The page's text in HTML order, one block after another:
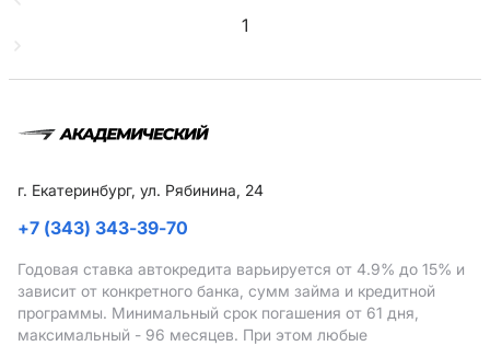
1
г. Екатеринбург, ул. Рябинина, 24
+7 (343) 343-39-70
Годовая ставка автокредита варьируется от 4.9% до 15% и
зависит от конкретного банка, сумм займа и кредитной
программы. Минимальный срок погашения от 61 дня,
максимальный - 96 месяцев. При этом любые